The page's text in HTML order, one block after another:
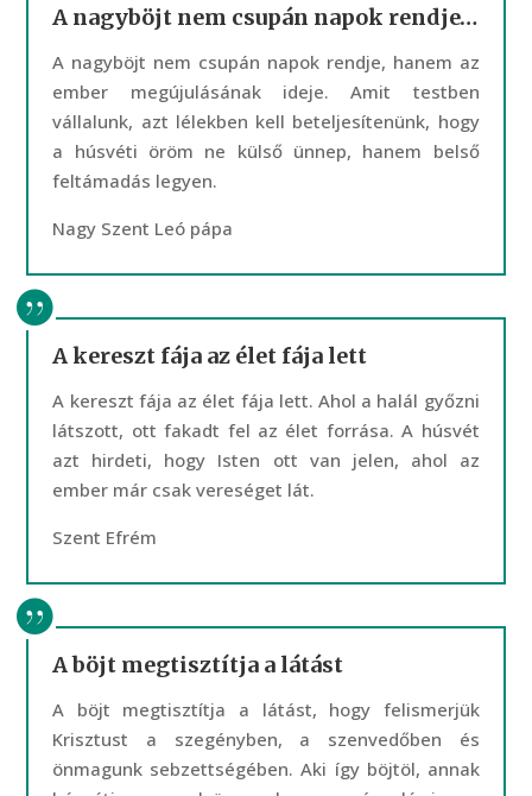
A nagyböjt nem csupán napok rendje…
A nagyböjt nem csupán napok rendje, hanem az
ember megújulásának ideje. Amit testben
vállalunk, azt lélekben kell beteljesítenünk, hogy
a húsvéti öröm ne külső ünnep, hanem belső
feltámadás legyen.
Nagy Szent Leó pápa
A kereszt fája az élet fája lett
A kereszt fája az élet fája lett. Ahol a halál győzni
látszott, ott fakadt fel az élet forrása. A húsvét
azt hirdeti, hogy Isten ott van jelen, ahol az
ember már csak vereséget lát.
Szent Efrém
A böjt megtisztítja a látást
A böjt megtisztítja a látást, hogy felismerjük
Krisztust a szegényben, a szenvedőben és
önmagunk sebzettségében. Aki így böjtöl, annak